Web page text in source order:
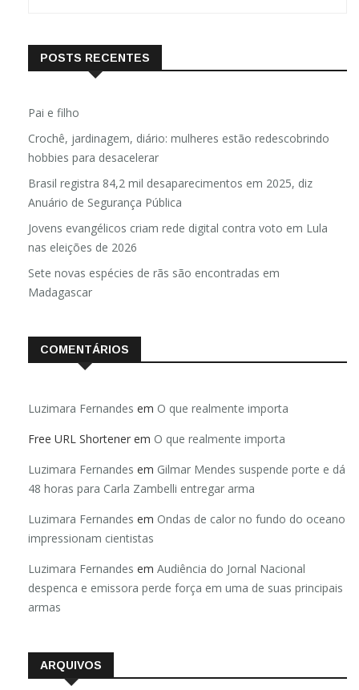
POSTS RECENTES
Pai e filho
Crochê, jardinagem, diário: mulheres estão redescobrindo
hobbies para desacelerar
Brasil registra 84,2 mil desaparecimentos em 2025, diz
Anuário de Segurança Pública
Jovens evangélicos criam rede digital contra voto em Lula
nas eleições de 2026
Sete novas espécies de rãs são encontradas em
Madagascar
COMENTÁRIOS
Luzimara Fernandes em O que realmente importa
Free URL Shortener em O que realmente importa
Luzimara Fernandes em Gilmar Mendes suspende porte e dá
48 horas para Carla Zambelli entregar arma
Luzimara Fernandes em Ondas de calor no fundo do oceano
impressionam cientistas
Luzimara Fernandes em Audiência do Jornal Nacional
despenca e emissora perde força em uma de suas principais
armas
ARQUIVOS